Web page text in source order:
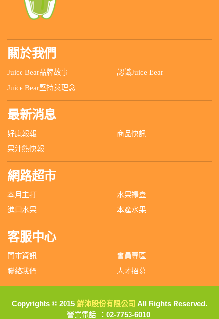
關於我們
Juice Bear品牌故事
認識Juice Bear
Juice Bear堅持與理念
最新消息
好康報報
商品快訊
果汁熊快報
網路超市
本月主打
水果禮盒
進口水果
本產水果
客服中心
門市資訊
會員專區
聯絡我們
人才招募
Copyrights © 2015 鮮沛股份有限公司 All Rights Reserved.
營業電話
：02-7753-6010